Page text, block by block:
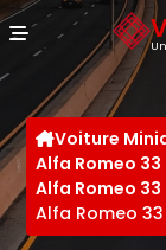
Voiture
Alfa Romeo
Alfa Romeo
Alfa Romeo
Panneau de gestion des cookies